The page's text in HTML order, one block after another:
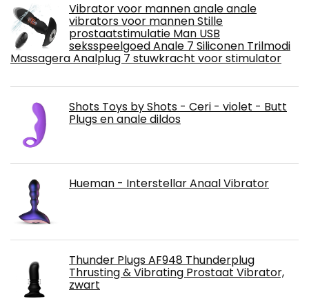
Vibrator voor mannen anale anale
vibrators voor mannen Stille
prostaatstimulatie Man USB
seksspeelgoed Anale 7 Siliconen Trilmodi
Massagera Analplug 7 stuwkracht voor stimulator
Shots Toys by Shots - Ceri - violet - Butt
Plugs en anale dildos
Hueman - Interstellar Anaal Vibrator
Thunder Plugs AF948 Thunderplug
Thrusting & Vibrating Prostaat Vibrator,
zwart